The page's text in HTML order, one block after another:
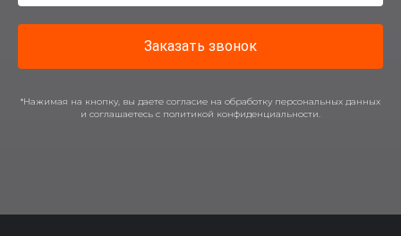
Заказать звонок
*Нажимая на кнопку, вы даете согласие на обработку персональных данных
и соглашаетесь c политикой конфиденциальности.